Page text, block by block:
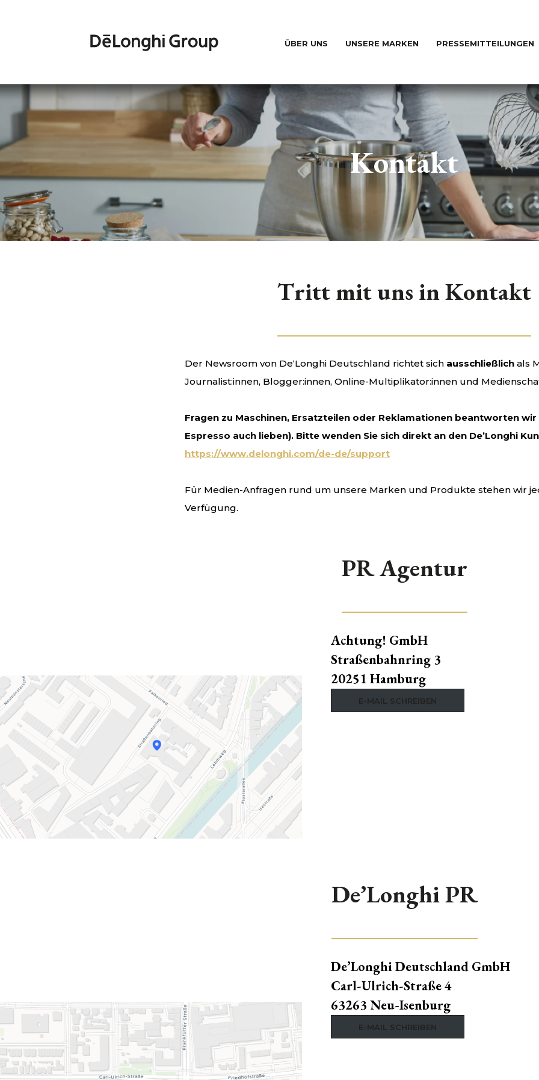
ÜBER UNS UNSERE MARKEN PRESSEMITTEILUNGEN
Kontakt
Tritt mit uns in Kontakt
Der Newsroom von De‘Longhi Deutschland richtet sich ausschließlich als
Journalist:innen, Blogger:innen, Online-Multiplikator:innen und
Fragen zu Maschinen, Ersatzteilen oder Reklamationen beantworten
Espresso auch lieben). Bitte wenden Sie sich direkt an den De’Longhi
https://www.delonghi.com/de-de/support
Für Medien-Anfragen rund um unsere Marken und Produkte stehen wir
Verfügung.
PR Agentur
Achtung! GmbH
Straßenbahnring 3
20251 Hamburg
E-MAIL SCHREIBEN
De’Longhi PR
De’Longhi Deutschland GmbH
Carl-Ulrich-Straße 4
63263 Neu-Isenburg
E-MAIL SCHREIBEN